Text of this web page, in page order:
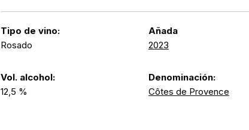
Tipo de vino:
Rosado
Añada
2023
Vol. alcohol:
12,5 %
Denominación:
Côtes de Provence